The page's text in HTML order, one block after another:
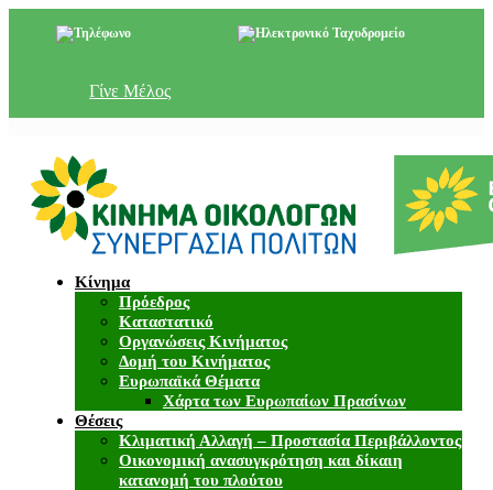
Γίνε Μέλος
Κίνημα
Πρόεδρος
Καταστατικό
Οργανώσεις Κινήματος
Δομή του Κινήματος
Ευρωπαϊκά Θέματα
Χάρτα των Ευρωπαίων Πρασίνων
Θέσεις
Κλιματική Αλλαγή – Προστασία Περιβάλλοντος
Οικονομική ανασυγκρότηση και δίκαιη
κατανομή του πλούτου